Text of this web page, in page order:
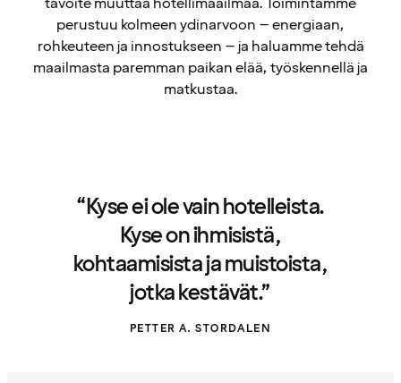
perustuu kolmeen ydinarvoon – energiaan,
rohkeuteen ja innostukseen – ja haluamme tehdä
maailmasta paremman paikan elää, työskennellä ja
matkustaa.
“Kyse ei ole vain hotelleista.
Kyse on ihmisistä,
kohtaamisista ja muistoista,
jotka kestävät.”
PETTER A. STORDALEN